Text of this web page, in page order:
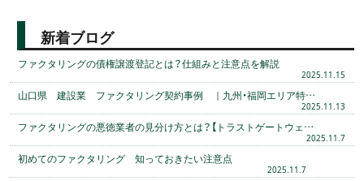
新着ブログ
ファクタリングの債権譲渡登記とは？仕組みと注意点を解説
2025.11.15
山口県 建設業 ファクタリング契約事例 ｜九州・福岡エリア特…
2025.11.13
ファクタリングの悪徳業者の見分け方とは？【トラストゲートウェ…
2025.11.7
初めてのファクタリング 知っておきたい注意点
2025.11.7